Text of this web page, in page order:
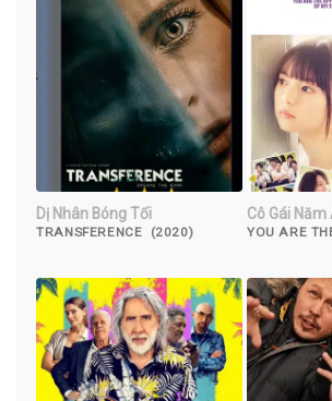
Dị Nhân Bóng Tối
TRANSFERENCE (2020)
Cô Gái Năm
Cùng Theo
YOU ARE